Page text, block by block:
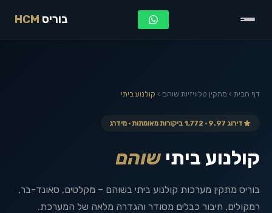
בוריס HCM
דף הבית › מתקין טלוויזיות שוהם › קולנוע ביתי
דירוג 9.97 · 1,772 ביקורות מאומתות · מידרג
קולנוע ביתי שוהם
בוריס מתקין מערכות קולנוע ביתי בשוהם – מקלטים, סאונד-בר,
רמקולים, חיבור כבלים מסודר והגדרה מלאה של המערכת.